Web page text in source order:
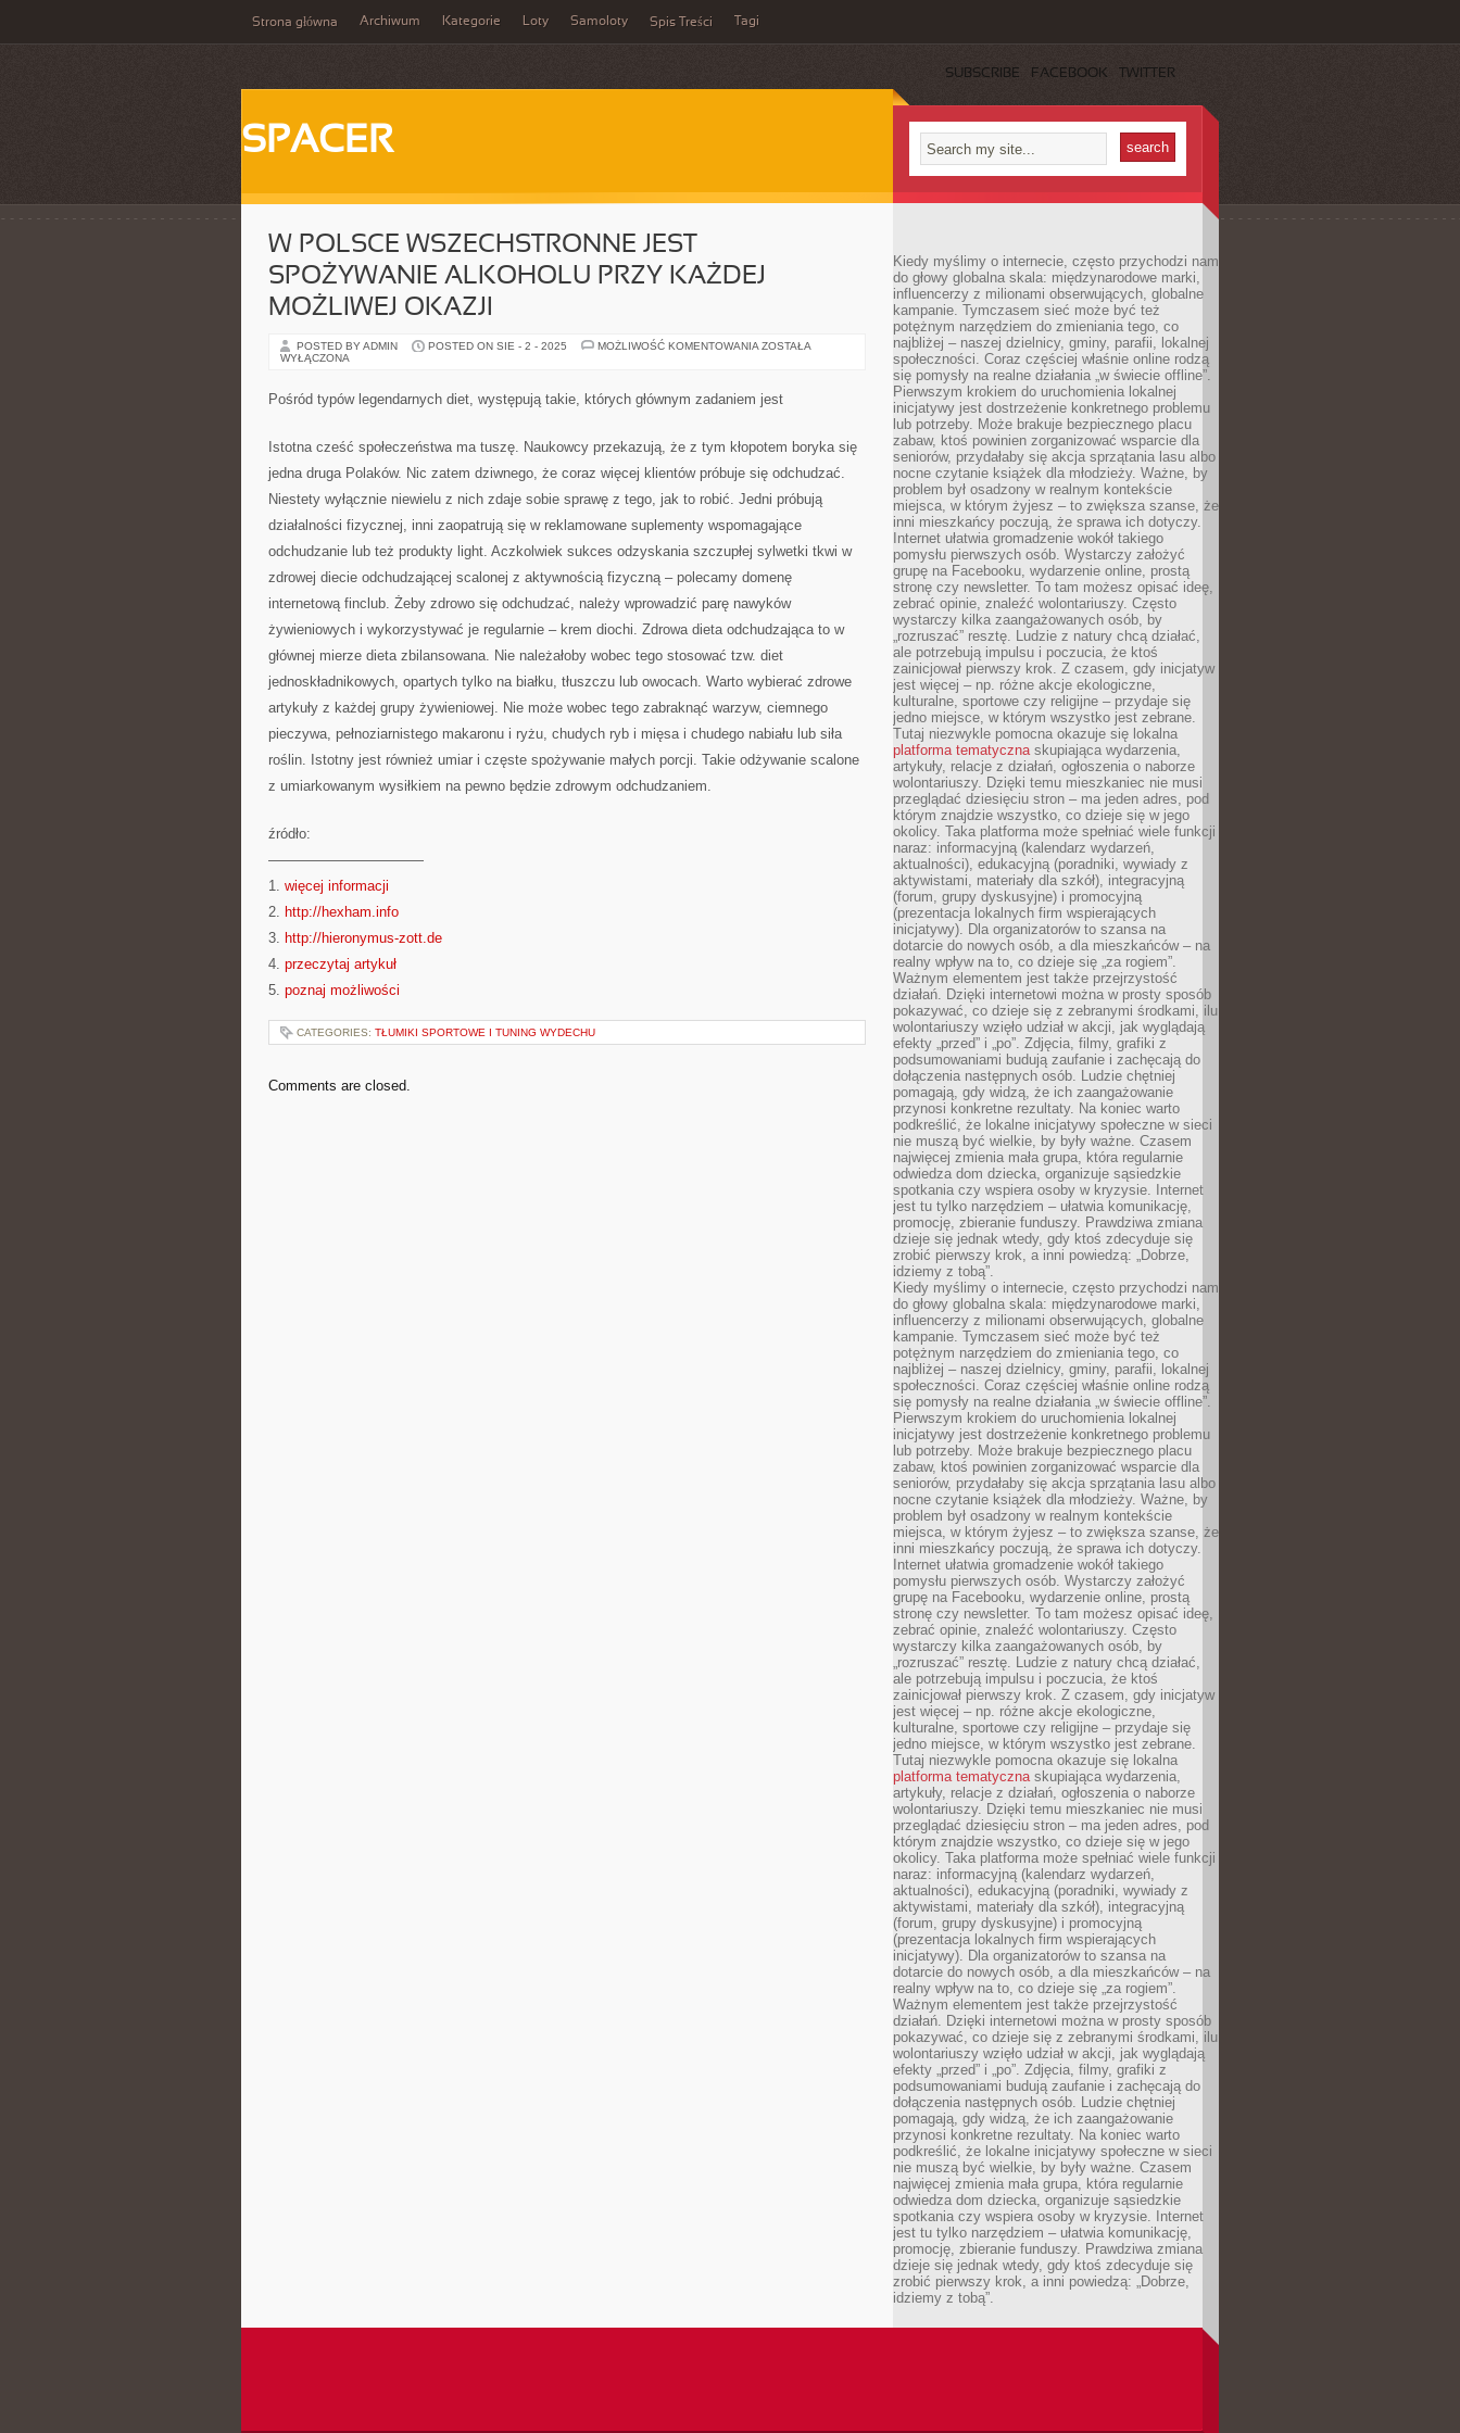
Strona główna Archiwum Kategorie Loty Samoloty Spis Treści Tagi
SUBSCRIBE FACEBOOK TWITTER
SPACER
W POLSCE WSZECHSTRONNE JEST
SPOŻYWANIE ALKOHOLU PRZY KAŻDEJ
MOŻLIWEJ OKAZJI
POSTED BY ADMIN POSTED ON SIE - 2 - 2025 MOŻLIWOŚĆ KOMENTOWANIA W
SPOŻYWANIE
ALKOHOLU
MOŻLIWEJ
OKAZJI
ZOSTAŁA
WYŁĄCZONA
Pośród typów legendarnych diet, występują takie, których głównym zadaniem jest
Istotna cześć społeczeństwa ma tuszę. Naukowcy przekazują, że z tym kłopotem boryka się
jedna druga Polaków. Nic zatem dziwnego, że coraz więcej klientów próbuje się odchudzać.
Niestety wyłącznie niewielu z nich zdaje sobie sprawę z tego, jak to robić. Jedni próbują
działalności fizycznej, inni zaopatrują się w reklamowane suplementy wspomagające
odchudzanie lub też produkty light. Aczkolwiek sukces odzyskania szczupłej sylwetki tkwi w
zdrowej diecie odchudzającej scalonej z aktywnością fizyczną – polecamy domenę
internetową finclub. Żeby zdrowo się odchudzać, należy wprowadzić parę nawyków
żywieniowych i wykorzystywać je regularnie – krem diochi. Zdrowa dieta odchudzająca to w
głównej mierze dieta zbilansowana. Nie należałoby wobec tego stosować tzw. diet
jednoskładnikowych, opartych tylko na białku, tłuszczu lub owocach. Warto wybierać zdrowe
artykuły z każdej grupy żywieniowej. Nie może wobec tego zabraknąć warzyw, ciemnego
pieczywa, pełnoziarnistego makaronu i ryżu, chudych ryb i mięsa i chudego nabiału lub siła
roślin. Istotny jest również umiar i częste spożywanie małych porcji. Takie odżywanie scalone
z umiarkowanym wysiłkiem na pewno będzie zdrowym odchudzaniem.
źródło:
———————————
1. więcej informacji
2. http://hexham.info
3. http://hieronymus-zott.de
4. przeczytaj artykuł
5. poznaj możliwości
CATEGORIES: TŁUMIKI SPORTOWE I TUNING WYDECHU
Comments are closed.
Kiedy myślimy o internecie, często przychodzi nam
do głowy globalna skala: międzynarodowe marki,
influencerzy z milionami obserwujących, globalne
kampanie. Tymczasem sieć może być też
potężnym narzędziem do zmieniania tego, co
najbliżej – naszej dzielnicy, gminy, parafii, lokalnej
społeczności. Coraz częściej właśnie online rodzą
się pomysły na realne działania „w świecie offline”.
Pierwszym krokiem do uruchomienia lokalnej
inicjatywy jest dostrzeżenie konkretnego problemu
lub potrzeby. Może brakuje bezpiecznego placu
zabaw, ktoś powinien zorganizować wsparcie dla
seniorów, przydałaby się akcja sprzątania lasu albo
nocne czytanie książek dla młodzieży. Ważne, by
problem był osadzony w realnym kontekście
miejsca, w którym żyjesz – to zwiększa szanse, że
inni mieszkańcy poczują, że sprawa ich dotyczy.
Internet ułatwia gromadzenie wokół takiego
pomysłu pierwszych osób. Wystarczy założyć
grupę na Facebooku, wydarzenie online, prostą
stronę czy newsletter. To tam możesz opisać ideę,
zebrać opinie, znaleźć wolontariuszy. Często
wystarczy kilka zaangażowanych osób, by
„rozruszać” resztę. Ludzie z natury chcą działać,
ale potrzebują impulsu i poczucia, że ktoś
zainicjował pierwszy krok. Z czasem, gdy inicjatyw
jest więcej – np. różne akcje ekologiczne,
kulturalne, sportowe czy religijne – przydaje się
jedno miejsce, w którym wszystko jest zebrane.
Tutaj niezwykle pomocna okazuje się lokalna
platforma tematycznaskupiająca wydarzenia,
artykuły, relacje z działań, ogłoszenia o naborze
wolontariuszy. Dzięki temu mieszkaniec nie musi
przeglądać dziesięciu stron – ma jeden adres, pod
którym znajdzie wszystko, co dzieje się w jego
okolicy. Taka platforma może spełniać wiele funkcji
naraz: informacyjną (kalendarz wydarzeń,
aktualności), edukacyjną (poradniki, wywiady z
aktywistami, materiały dla szkół), integracyjną
(forum, grupy dyskusyjne) i promocyjną
(prezentacja lokalnych firm wspierających
inicjatywy). Dla organizatorów to szansa na
dotarcie do nowych osób, a dla mieszkańców – na
realny wpływ na to, co dzieje się „za rogiem”.
Ważnym elementem jest także przejrzystość
działań. Dzięki internetowi można w prosty sposób
pokazywać, co dzieje się z zebranymi środkami, ilu
wolontariuszy wzięło udział w akcji, jak wyglądają
efekty „przed” i „po”. Zdjęcia, filmy, grafiki z
podsumowaniami budują zaufanie i zachęcają do
dołączenia następnych osób. Ludzie chętniej
pomagają, gdy widzą, że ich zaangażowanie
przynosi konkretne rezultaty. Na koniec warto
podkreślić, że lokalne inicjatywy społeczne w sieci
nie muszą być wielkie, by były ważne. Czasem
najwięcej zmienia mała grupa, która regularnie
odwiedza dom dziecka, organizuje sąsiedzkie
spotkania czy wspiera osoby w kryzysie. Internet
jest tu tylko narzędziem – ułatwia komunikację,
promocję, zbieranie funduszy. Prawdziwa zmiana
dzieje się jednak wtedy, gdy ktoś zdecyduje się
zrobić pierwszy krok, a inni powiedzą: „Dobrze,
idziemy z tobą”.
Kiedy myślimy o internecie, często przychodzi nam
do głowy globalna skala: międzynarodowe marki,
influencerzy z milionami obserwujących, globalne
kampanie. Tymczasem sieć może być też
potężnym narzędziem do zmieniania tego, co
najbliżej – naszej dzielnicy, gminy, parafii, lokalnej
społeczności. Coraz częściej właśnie online rodzą
się pomysły na realne działania „w świecie offline”.
Pierwszym krokiem do uruchomienia lokalnej
inicjatywy jest dostrzeżenie konkretnego problemu
lub potrzeby. Może brakuje bezpiecznego placu
zabaw, ktoś powinien zorganizować wsparcie dla
seniorów, przydałaby się akcja sprzątania lasu albo
nocne czytanie książek dla młodzieży. Ważne, by
problem był osadzony w realnym kontekście
miejsca, w którym żyjesz – to zwiększa szanse, że
inni mieszkańcy poczują, że sprawa ich dotyczy.
Internet ułatwia gromadzenie wokół takiego
pomysłu pierwszych osób. Wystarczy założyć
grupę na Facebooku, wydarzenie online, prostą
stronę czy newsletter. To tam możesz opisać ideę,
zebrać opinie, znaleźć wolontariuszy. Często
wystarczy kilka zaangażowanych osób, by
„rozruszać” resztę. Ludzie z natury chcą działać,
ale potrzebują impulsu i poczucia, że ktoś
zainicjował pierwszy krok. Z czasem, gdy inicjatyw
jest więcej – np. różne akcje ekologiczne,
kulturalne, sportowe czy religijne – przydaje się
jedno miejsce, w którym wszystko jest zebrane.
Tutaj niezwykle pomocna okazuje się lokalna
platforma tematycznaskupiająca wydarzenia,
artykuły, relacje z działań, ogłoszenia o naborze
wolontariuszy. Dzięki temu mieszkaniec nie musi
przeglądać dziesięciu stron – ma jeden adres, pod
którym znajdzie wszystko, co dzieje się w jego
okolicy. Taka platforma może spełniać wiele funkcji
naraz: informacyjną (kalendarz wydarzeń,
aktualności), edukacyjną (poradniki, wywiady z
aktywistami, materiały dla szkół), integracyjną
(forum, grupy dyskusyjne) i promocyjną
(prezentacja lokalnych firm wspierających
inicjatywy). Dla organizatorów to szansa na
dotarcie do nowych osób, a dla mieszkańców – na
realny wpływ na to, co dzieje się „za rogiem”.
Ważnym elementem jest także przejrzystość
działań. Dzięki internetowi można w prosty sposób
pokazywać, co dzieje się z zebranymi środkami, ilu
wolontariuszy wzięło udział w akcji, jak wyglądają
efekty „przed” i „po”. Zdjęcia, filmy, grafiki z
podsumowaniami budują zaufanie i zachęcają do
dołączenia następnych osób. Ludzie chętniej
pomagają, gdy widzą, że ich zaangażowanie
przynosi konkretne rezultaty. Na koniec warto
podkreślić, że lokalne inicjatywy społeczne w sieci
nie muszą być wielkie, by były ważne. Czasem
najwięcej zmienia mała grupa, która regularnie
odwiedza dom dziecka, organizuje sąsiedzkie
spotkania czy wspiera osoby w kryzysie. Internet
jest tu tylko narzędziem – ułatwia komunikację,
promocję, zbieranie funduszy. Prawdziwa zmiana
dzieje się jednak wtedy, gdy ktoś zdecyduje się
zrobić pierwszy krok, a inni powiedzą: „Dobrze,
idziemy z tobą”.